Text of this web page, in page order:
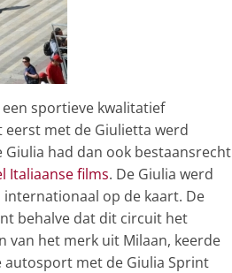
sportieve kwalitatief
met de Giulietta werd
had dan ook bestaansrecht
Italiaanse films. De Giulia werd
op de kaart. De
behalve dat dit circuit het
van het merk uit Milaan, keerde
met de Giulia Sprint